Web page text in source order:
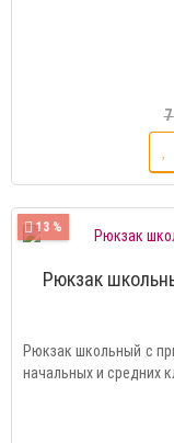
7
13 %
Рюкзак
Рюкзак школьный с
начальных и средних